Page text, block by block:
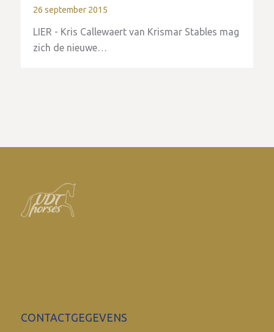
26 september 2015
LIER - Kris Callewaert van Krismar Stables mag
zich de nieuwe…
CONTACTGEGEVENS